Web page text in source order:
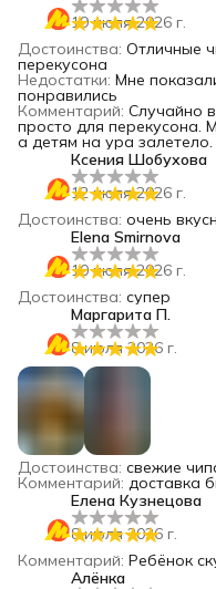
19 июля 2026 г.
Достоинства: Отличные
перекусона
Недостатки: Мне
понравились
Комментарий: Случайно
просто для перекусона.
а детям на ура
Ксения Шобухова
12 июля 2026 г.
Достоинства: очень
Elena Smirnova
10 июля 2026 г.
Достоинства: супер
Маргарита П.
8 июля 2026 г.
Достоинства: свежие
Комментарий: доставка
Елена Кузнецова
8 июля 2026 г.
Комментарий: Ребёнок
Алёнка